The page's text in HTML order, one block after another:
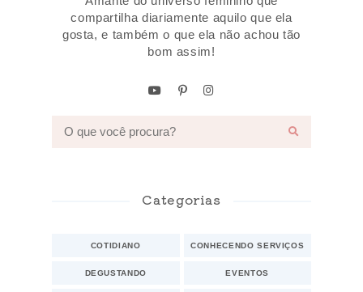
compartilha diariamente aquilo que ela
gosta, e também o que ela não achou tão
bom assim!
Categorias
COTIDIANO CONHECENDO SERVIÇOS
DEGUSTANDO EVENTOS